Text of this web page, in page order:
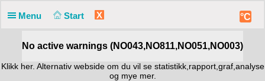
Menu Start X °C
No active warnings (NO043,NO811,NO051,NO003)
Klikk her. Alternativ websideom du vil se statistikk,rapport,graf,analyse
og mye mer.